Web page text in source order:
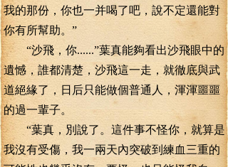
我的那份，你也一并喝了吧，說不定還能對
你有所幫助。”
“沙飛，你......”葉真能夠看出沙飛眼中的
遺憾，誰都清楚，沙飛這一走，就徹底與武
道絕緣了，日后只能做個普通人，渾渾噩噩
的過一輩子。
“葉真，別說了。這件事不怪你，就算是
我沒有受傷，我一兩天內突破到練血三重的